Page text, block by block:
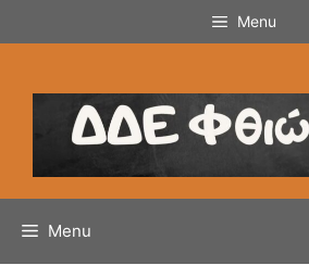
σε
Menu
Menu